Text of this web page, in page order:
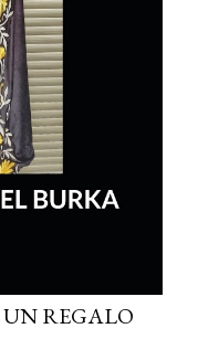
UN REGALO